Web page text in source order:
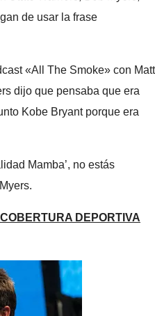
de usar la frase
«All The Smoke» con Matt
dijo que pensaba que era
Kobe Bryant porque era
Mamba’, no estás
DEPORTIVA